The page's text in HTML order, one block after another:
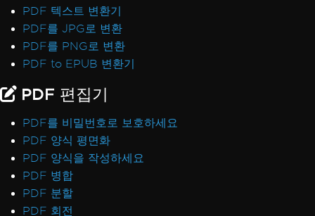
PDF 텍스트 변환기
PDF를 JPG로 변환
PDF를 PNG로 변환
PDF to EPUB 변환기
PDF 편집기
PDF를 비밀번호로 보호하세요
PDF 양식 평면화
PDF 양식을 작성하세요
PDF 병합
PDF 분할
PDF 회전